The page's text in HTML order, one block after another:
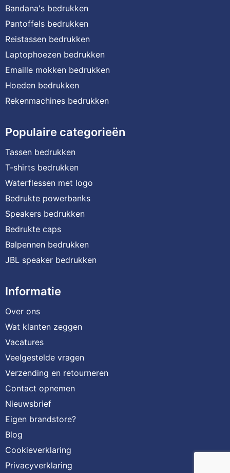
Bandana's bedrukken
Pantoffels bedrukken
Reistassen bedrukken
Laptophoezen bedrukken
Emaille mokken bedrukken
Hoeden bedrukken
Rekenmachines bedrukken
Populaire categorieën
Tassen bedrukken
T-shirts bedrukken
Waterflessen met logo
Bedrukte powerbanks
Speakers bedrukken
Bedrukte caps
Balpennen bedrukken
JBL speaker bedrukken
Informatie
Over ons
Wat klanten zeggen
Vacatures
Veelgestelde vragen
Verzending en retourneren
Contact opnemen
Nieuwsbrief
Eigen brandstore?
Blog
Cookieverklaring
Privacyverklaring